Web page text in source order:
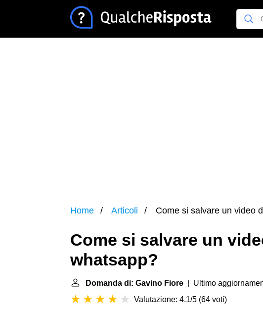
Home Articoli Come si salvare un video
Come si salvare un
whatsapp?
Domanda di: Gavino Fiore | Ultimo
Valutazione: 4.1/5 (64 voti)